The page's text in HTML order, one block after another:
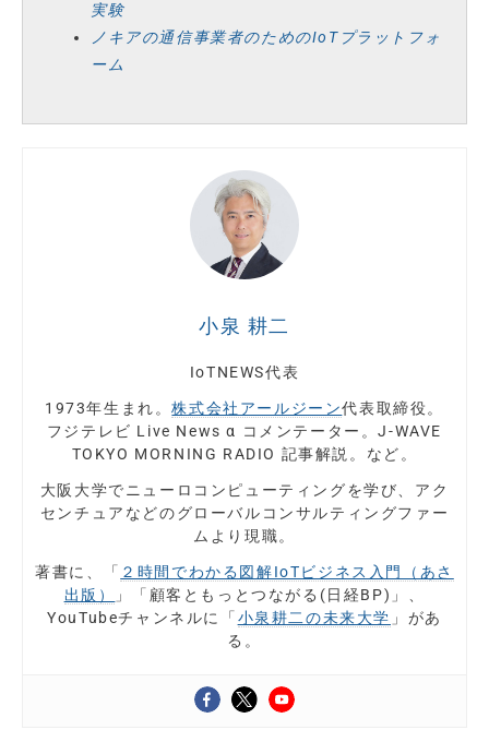
実験
ノキアの通信事業者のためのIoTプラットフォ
ーム
小泉 耕二
IoTNEWS代表
1973年生まれ。株式会社アールジーン代表取締役。
フジテレビ Live News α コメンテーター。J-WAVE
TOKYO MORNING RADIO 記事解説。など。
大阪大学でニューロコンピューティングを学び、アク
センチュアなどのグローバルコンサルティングファー
ムより現職。
著書に、「 ２時間でわかる図解IoTビジネス入門（あさ
出版）
」「顧客ともっとつながる(日経BP)」、
YouTubeチャンネルに「 小泉耕二の未来大学 」があ
る。